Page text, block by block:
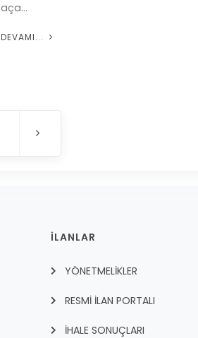
aça...
DEVAMI...
İLANLAR
YÖNETMELİKLER
RESMİ İLAN PORTALI
İHALE SONUÇLARI